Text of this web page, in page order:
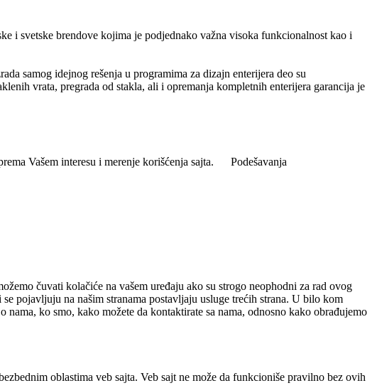
i svetske brendove kojima je podjednako važna visoka funkcionalnost kao i
samog idejnog rešenja u programima za dizajn enterijera deo su
vrata, pregrada od stakla, ali i opremanja kompletnih enterijera garancija je
Vašem interesu i merenje korišćenja sajta.
Podešavanja
čuvati kolačiće na vašem uređaju ako su strogo neophodni za rad ovog
pojavljuju na našim stranama postavljaju usluge trećih strana. U bilo kom
ko smo, kako možete da kontaktirate sa nama, odnosno kako obrađujemo
oblastima veb sajta. Veb sajt ne može da funkcioniše pravilno bez ovih